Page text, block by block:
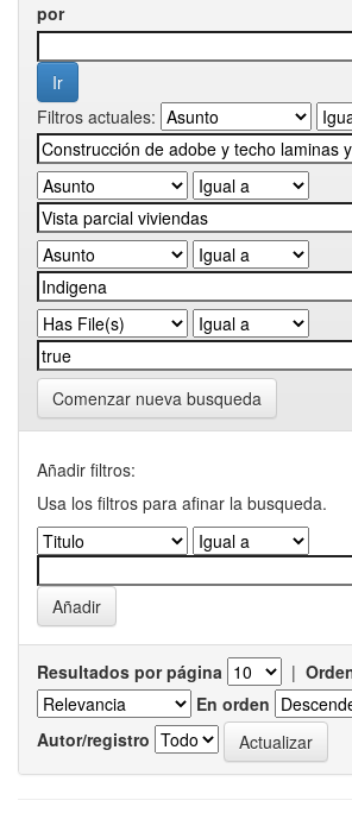
por
Filtros actuales:
Comenzar nueva busqueda
Añadir filtros:
Usa los filtros para afinar la busqueda.
Resultados por página |
En orden
Autor/registro